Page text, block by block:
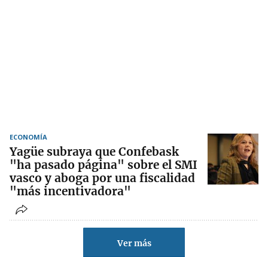
ECONOMÍA
Yagüe subraya que Confebask
"ha pasado página" sobre el SMI
vasco y aboga por una fiscalidad
"más incentivadora"
Ver más